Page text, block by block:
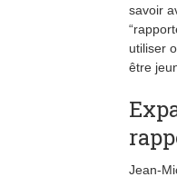
savoir
utiliser
être
Jean-